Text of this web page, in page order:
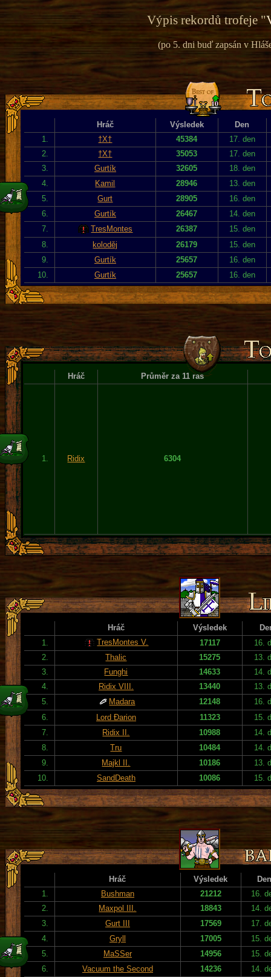
Výpis rekordů trofeje "
(po 5. dni buď zapsán v
Hráč Výsledek
Den
1.
†X† 45384
17. den
2.
†X† 35053
17. den
3.
Gurtík 32605
18. den
4.
Kamil 28946
13. den
5.
Gurt 28905
16. den
6.
Gurtík 26467
14. den
7.
TresMontes 26387
15. den
8.
koloděj 26179
15. den
9.
Gurtík 25657
16. den
10.
Gurtík 25657 16. den
Hráč Průměr za 11 ras
1. Ridix 6304
Hráč Výsledek
1.
TresMontes V. 17117
16.
2.
Thalic 15275
13.
3.
Funghi 14633
14.
4.
Ridix VIII. 13440
13.
5.
Madara 12148
16.
6.
Lord Đarion 11323
15.
7.
Ridix II. 10988
14.
8.
Tru 10484
14.
9.
Majkl II. 10186
13.
10.
SandDeath 10086 15.
Hráč Výsledek
Den
1.
Bushman 21212
16.
2.
Maxpol III. 18843
14.
3.
Gurt III 17569
17.
4.
Gryll 17005
15.
5.
MaSSer 14956
15.
6.
Vacuum the Second 14236
14.